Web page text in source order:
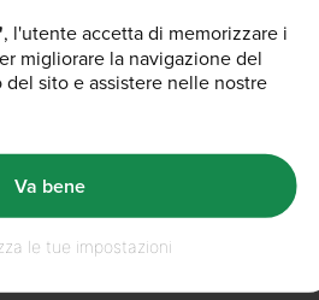
™in boiling water and pour
at least 8 hours.
coleslaw
, l'utente accetta di memorizzare i
migliorare la navigazione del
sito e assistere nelle nostre
le tue impostazioni
Va bene